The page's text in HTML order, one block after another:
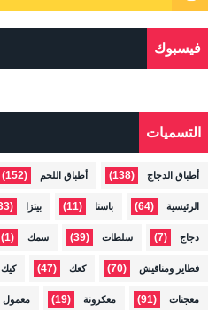
فيسبوك
التسميات
أطباق الدجاج (138) أطباق اللحم (152)
الرئيسية (64) باستا (11) بيتزا (33)
دجاج (7) سلطات (39) سمك (1)
فطاير ومناقيش (70) كعك (47) كيك
معجنات (91) معكرونة (19) معمول